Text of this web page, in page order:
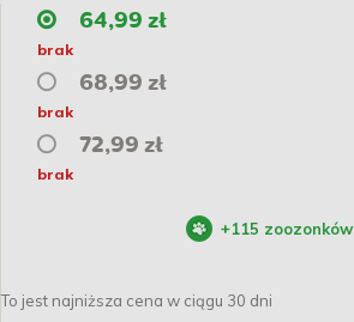
64,99 zł
brak
68,99 zł
brak
72,99 zł
brak
+115 zoozonków
To jest najniższa cena w ciągu 30 dni